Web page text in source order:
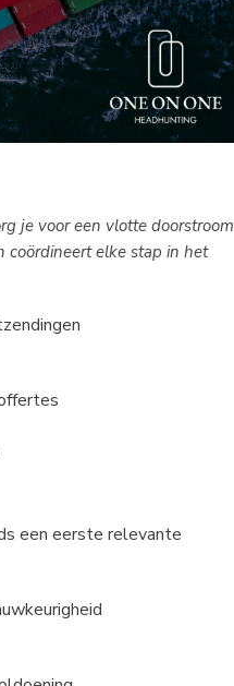
je voor een vlotte doorstroom
elke stap in het
een eerste relevante